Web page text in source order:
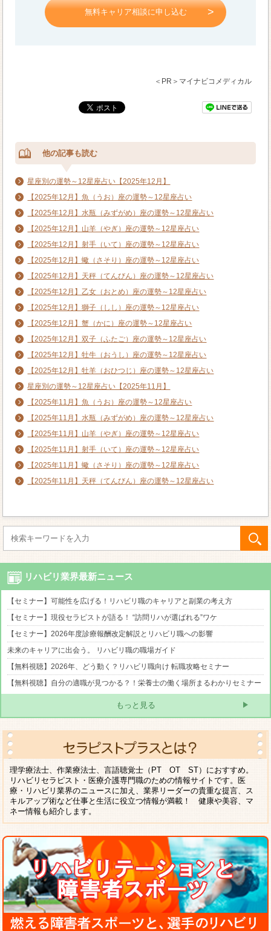
無料キャリア相談に申し込む
＜PR＞マイナビコメディカル
他の記事も読む
星座別の運勢～12星座占い【2025年12月】
【2025年12月】魚（うお）座の運勢～12星座占い
【2025年12月】水瓶（みずがめ）座の運勢～12星座占い
【2025年12月】山羊（やぎ）座の運勢～12星座占い
【2025年12月】射手（いて）座の運勢～12星座占い
【2025年12月】蠍（さそり）座の運勢～12星座占い
【2025年12月】天秤（てんびん）座の運勢～12星座占い
【2025年12月】乙女（おとめ）座の運勢～12星座占い
【2025年12月】獅子（しし）座の運勢～12星座占い
【2025年12月】蟹（かに）座の運勢～12星座占い
【2025年12月】双子（ふたご）座の運勢～12星座占い
【2025年12月】牡牛（おうし）座の運勢～12星座占い
【2025年12月】牡羊（おひつじ）座の運勢～12星座占い
星座別の運勢～12星座占い【2025年11月】
【2025年11月】魚（うお）座の運勢～12星座占い
【2025年11月】水瓶（みずがめ）座の運勢～12星座占い
【2025年11月】山羊（やぎ）座の運勢～12星座占い
【2025年11月】射手（いて）座の運勢～12星座占い
【2025年11月】蠍（さそり）座の運勢～12星座占い
【2025年11月】天秤（てんびん）座の運勢～12星座占い
リハビリ業界最新ニュース
【セミナー】可能性を広げる！リハビリ職のキャリアと副業の考え方
【セミナー】現役セラピストが語る！ “訪問リハが選ばれる”ワケ
【セミナー】2026年度診療報酬改定解説とリハビリ職への影響
未来のキャリアに出会う。 リハビリ職の職場ガイド
【無料視聴】2026年、どう動く？リハビリ職向け 転職攻略セミナー
【無料視聴】自分の適職が見つかる？！栄養士の働く場所まるわかりセミナー
もっと見る
理学療法士、作業療法士、言語聴覚士（PT OT ST）におすすめ。
リハビリセラピスト・医療介護専門職のための情報サイトです。医
療・リハビリ業界のニュースに加え、業界リーダーの貴重な提言、ス
キルアップ術など仕事と生活に役立つ情報が満載！ 健康や美容、マ
ネー情報も紹介します。